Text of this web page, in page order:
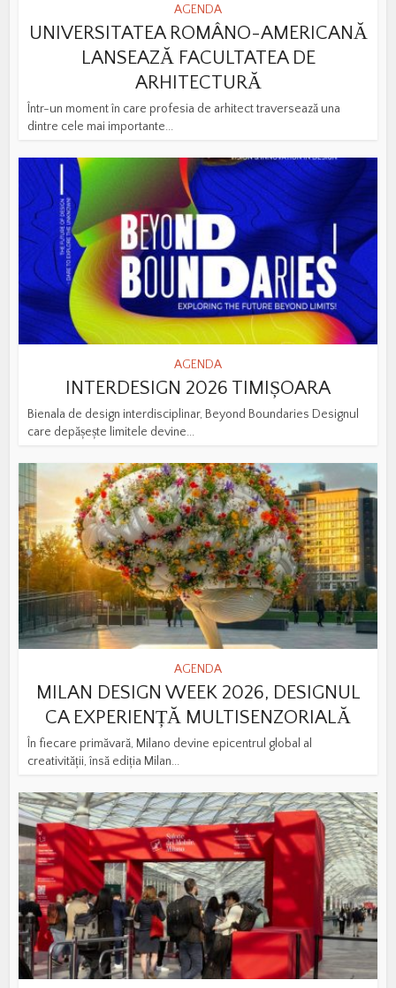
AGENDA
UNIVERSITATEA ROMÂNO-AMERICANĂ
LANSEAZĂ FACULTATEA DE
ARHITECTURĂ
Într-un moment în care profesia de arhitect traversează una
dintre cele mai importante...
AGENDA
INTERDESIGN 2026 TIMIȘOARA
Bienala de design interdisciplinar, Beyond Boundaries Designul
care depășește limitele devine...
AGENDA
MILAN DESIGN WEEK 2026, DESIGNUL
CA EXPERIENȚĂ MULTISENZORIALĂ
În fiecare primăvară, Milano devine epicentrul global al
creativității, însă ediția Milan...